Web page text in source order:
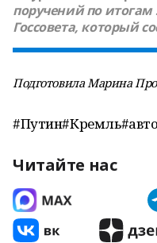
поручений по
Госсовета, который
Подготовила Марина
Читайте нас